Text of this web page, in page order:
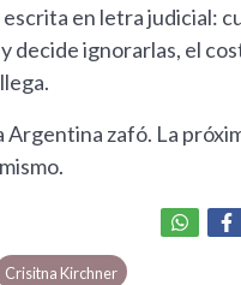
en letra judicial:
decide ignorarlas, el
Argentina zafó. La
Crisitna Kirchner